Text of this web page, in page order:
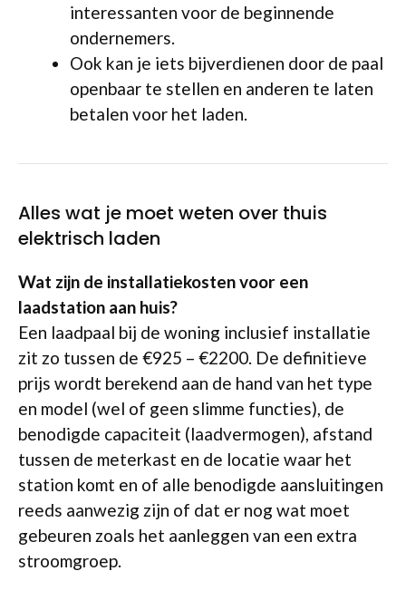
interessanten voor de beginnende
ondernemers.
Ook kan je iets bijverdienen door de paal
openbaar te stellen en anderen te laten
betalen voor het laden.
Alles wat je moet weten over thuis
elektrisch laden
Wat zijn de installatiekosten voor een
laadstation aan huis?
Een laadpaal bij de woning inclusief installatie
zit zo tussen de €925 – €2200. De definitieve
prijs wordt berekend aan de hand van het type
en model (wel of geen slimme functies), de
benodigde capaciteit (laadvermogen), afstand
tussen de meterkast en de locatie waar het
station komt en of alle benodigde aansluitingen
reeds aanwezig zijn of dat er nog wat moet
gebeuren zoals het aanleggen van een extra
stroomgroep.